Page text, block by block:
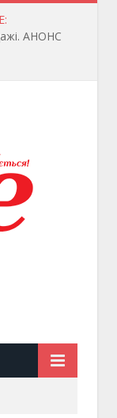
АНОНС